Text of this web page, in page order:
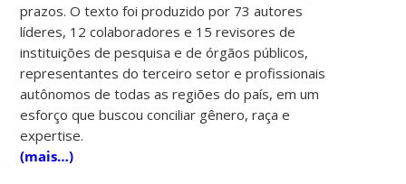
prazos. O texto foi produzido por 73 autores
líderes, 12 colaboradores e 15 revisores de
instituições de pesquisa e de órgãos públicos,
representantes do terceiro setor e profissionais
autônomos de todas as regiões do país, em um
esforço que buscou conciliar gênero, raça e
expertise.
(mais…)